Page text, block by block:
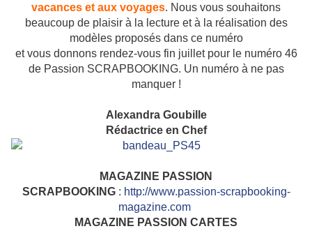
vacances et aux voyages. Nous vous souhaitons
beaucoup de plaisir à la lecture et à la réalisation des
modèles proposés dans ce numéro
et vous donnons rendez-vous fin juillet pour le numéro 46
de Passion SCRAPBOOKING. Un numéro à ne pas
manquer !
Alexandra Goubille
Rédactrice en Chef
MAGAZINE PASSION
SCRAPBOOKING: http://www.passion-scrapbooking-
magazine.com
MAGAZINE PASSION CARTES